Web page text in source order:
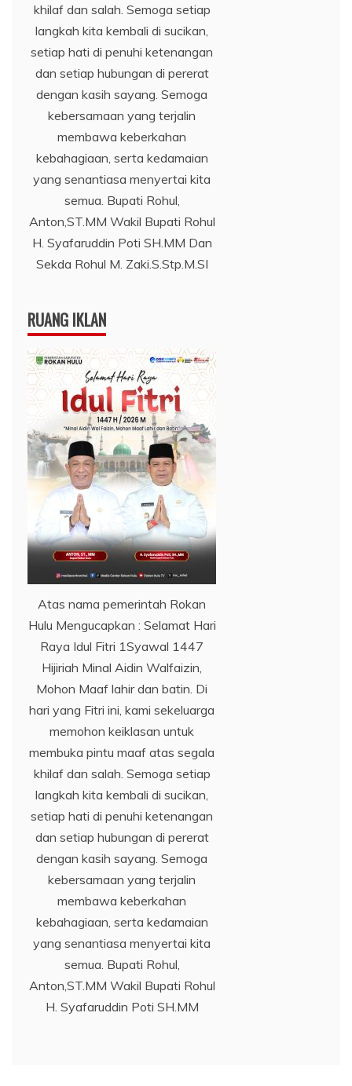
khilaf dan salah. Semoga setiap
langkah kita kembali di sucikan,
setiap hati di penuhi ketenangan
dan setiap hubungan di pererat
dengan kasih sayang. Semoga
kebersamaan yang terjalin
membawa keberkahan
kebahagiaan, serta kedamaian
yang senantiasa menyertai kita
semua. Bupati Rohul,
Anton,ST.MM Wakil Bupati Rohul
H. Syafaruddin Poti SH.MM Dan
Sekda Rohul M. Zaki.S.Stp.M.SI
RUANG IKLAN
Atas nama pemerintah Rokan
Hulu Mengucapkan : Selamat Hari
Raya Idul Fitri 1Syawal 1447
Hijiriah Minal Aidin Walfaizin,
Mohon Maaf lahir dan batin. Di
hari yang Fitri ini, kami sekeluarga
memohon keiklasan untuk
membuka pintu maaf atas segala
khilaf dan salah. Semoga setiap
langkah kita kembali di sucikan,
setiap hati di penuhi ketenangan
dan setiap hubungan di pererat
dengan kasih sayang. Semoga
kebersamaan yang terjalin
membawa keberkahan
kebahagiaan, serta kedamaian
yang senantiasa menyertai kita
semua. Bupati Rohul,
Anton,ST.MM Wakil Bupati Rohul
H. Syafaruddin Poti SH.MM